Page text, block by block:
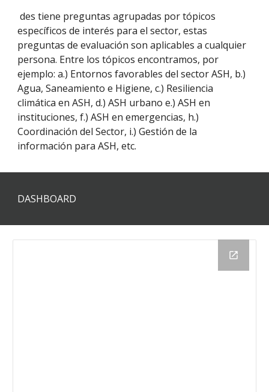
des tiene preguntas agrupadas por tópicos
específicos de interés para el sector, estas
preguntas de evaluación son aplicables a cualquier
persona. Entre los tópicos encontramos, por
ejemplo: a.) Entornos favorables del sector ASH, b.)
Agua, Saneamiento e Higiene, c.) Resiliencia
climática en ASH, d.) ASH urbano e.) ASH en
instituciones, f.) ASH en emergencias, h.)
Coordinación del Sector, i.) Gestión de la
información para ASH, etc.
DASHBOARD